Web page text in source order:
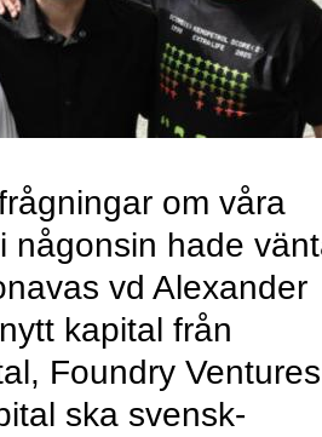
om våra
någonsin hade
vd Alexander
kapital från
Foundry Ventures
ska svensk-